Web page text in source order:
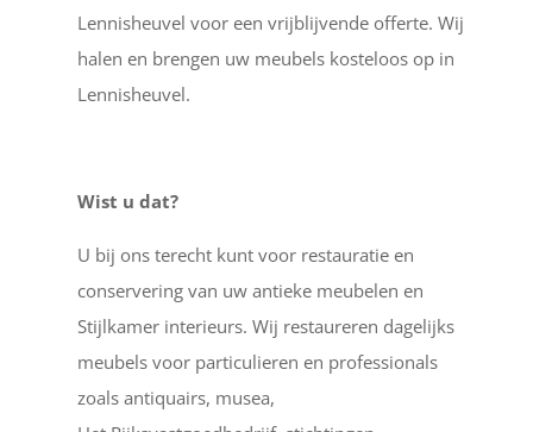
Lennisheuvel voor een vrijblijvende offerte. Wij
halen en brengen uw meubels kosteloos op in
Lennisheuvel.
Wist u dat?
U bij ons terecht kunt voor restauratie en
conservering van uw antieke meubelen en
Stijlkamer interieurs. Wij restaureren dagelijks
meubels voor particulieren en professionals
zoals antiquairs, musea,